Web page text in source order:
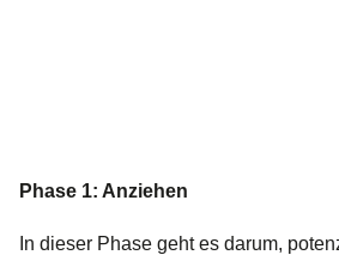
Phase 1: Anziehen
In dieser Phase geht es darum,